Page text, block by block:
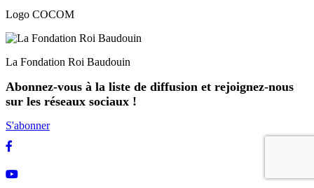
Logo COCOM
La Fondation Roi Baudouin
Abonnez-vous à la liste de diffusion et rejoignez-nous
sur les réseaux sociaux !
S'abonner